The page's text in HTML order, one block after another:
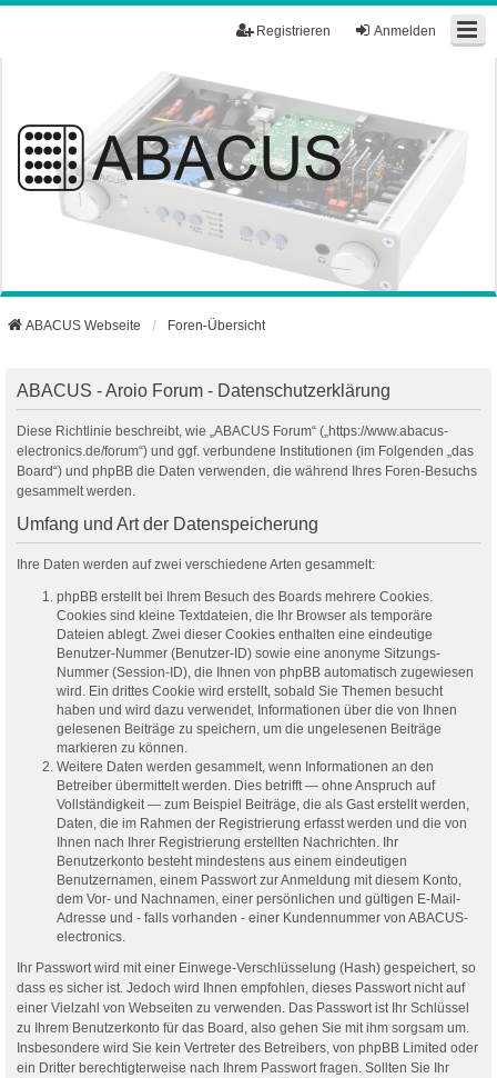
Anmelden
Registrieren
ABACUS Webseite Foren-Übersicht
ABACUS - Aroio Forum - Datenschutzerklärung
Diese Richtlinie beschreibt, wie „ABACUS Forum“ („https://www.abacus-
electronics.de/forum“) und ggf. verbundene Institutionen (im Folgenden „das
Board“) und phpBB die Daten verwenden, die während Ihres Foren-Besuchs
gesammelt werden.
Umfang und Art der Datenspeicherung
Ihre Daten werden auf zwei verschiedene Arten gesammelt:
phpBB erstellt bei Ihrem Besuch des Boards mehrere Cookies.
Cookies sind kleine Textdateien, die Ihr Browser als temporäre
Dateien ablegt. Zwei dieser Cookies enthalten eine eindeutige
Benutzer-Nummer (Benutzer-ID) sowie eine anonyme Sitzungs-
Nummer (Session-ID), die Ihnen von phpBB automatisch zugewiesen
wird. Ein drittes Cookie wird erstellt, sobald Sie Themen besucht
haben und wird dazu verwendet, Informationen über die von Ihnen
gelesenen Beiträge zu speichern, um die ungelesenen Beiträge
markieren zu können.
Weitere Daten werden gesammelt, wenn Informationen an den
Betreiber übermittelt werden. Dies betrifft — ohne Anspruch auf
Vollständigkeit — zum Beispiel Beiträge, die als Gast erstellt werden,
Daten, die im Rahmen der Registrierung erfasst werden und die von
Ihnen nach Ihrer Registrierung erstellten Nachrichten. Ihr
Benutzerkonto besteht mindestens aus einem eindeutigen
Benutzernamen, einem Passwort zur Anmeldung mit diesem Konto,
dem Vor- und Nachnamen, einer persönlichen und gültigen E-Mail-
Adresse und - falls vorhanden - einer Kundennummer von ABACUS-
electronics.
Ihr Passwort wird mit einer Einwege-Verschlüsselung (Hash) gespeichert, so
dass es sicher ist. Jedoch wird Ihnen empfohlen, dieses Passwort nicht auf
einer Vielzahl von Webseiten zu verwenden. Das Passwort ist Ihr Schlüssel
zu Ihrem Benutzerkonto für das Board, also gehen Sie mit ihm sorgsam um.
Insbesondere wird Sie kein Vertreter des Betreibers, von phpBB Limited oder
ein Dritter berechtigterweise nach Ihrem Passwort fragen. Sollten Sie Ihr